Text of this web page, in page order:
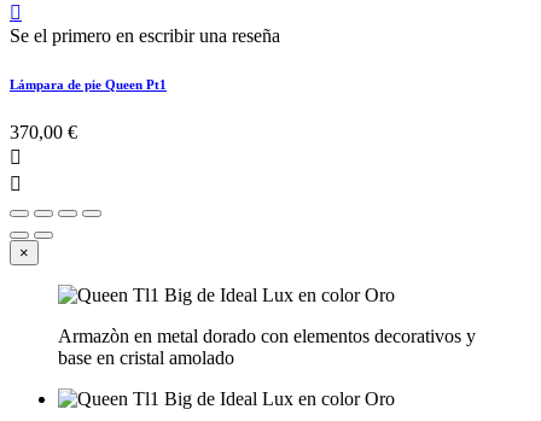

Se el primero en escribir una reseña
Lámpara de pie Queen Pt1
370,00 €


×
Armazòn en metal dorado con elementos decorativos y
base en cristal amolado